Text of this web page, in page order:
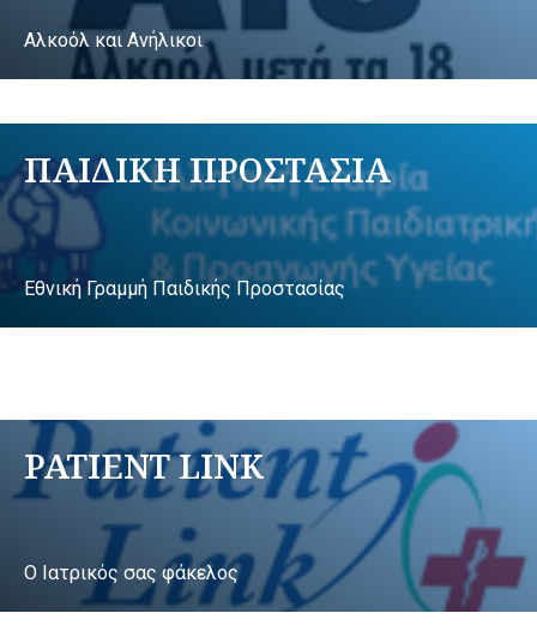
Αλκοόλ και Ανήλικοι
ΠΑΙΔΙΚΗ ΠΡΟΣΤΑΣΙΑ
Εθνική Γραμμή Παιδικής Προστασίας
PATIENT LINK
Ο Ιατρικός σας φάκελος